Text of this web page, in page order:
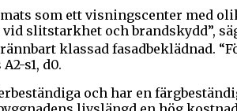
som ett visningscenter med
slitstarkhet och brandskydd”,
klassad fasadbeklädnad.
s1, d0.
och har en